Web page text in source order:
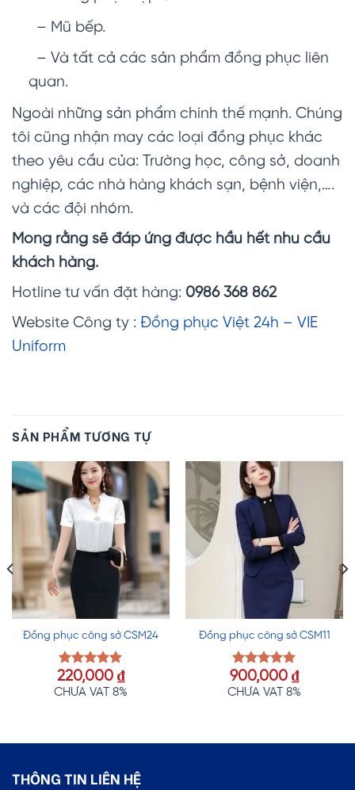
– Mũ bếp.
– Và tất cả các sản phẩm đồng phục liên
quan.
Ngoài những sản phẩm chính thế mạnh. Chúng
tôi cũng nhận may các loại đồng phục khác
theo yêu cầu của: Trường học, công sở, doanh
nghiệp, các nhà hàng khách sạn, bệnh viện,….
và các đội nhóm.
Mong rằng sẽ đáp ứng được hầu hết nhu cầu
khách hàng.
Hotline tư vấn đặt hàng: 0986 368 862
Website Công ty : Đồng phục Việt 24h – VIE
Uniform
SẢN PHẨM TƯƠNG TỰ
Đồng phục công sở CSM24
Được xếp
hạng5.00
220,000 ₫
CHƯA VAT 8%
Đồng phục công sở CSM11
Được xếp
hạng5.00
900,000 ₫
CHƯA VAT 8%
THÔNG TIN LIÊN HỆ